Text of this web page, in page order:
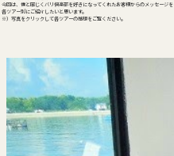
今回は、僕と同じくバリ倶楽部を好きになってくれたお客様からのメッセージを
各ツアー別にご紹介したいと思います。
※）写真をクリックして各ツアーの感想をご覧ください。